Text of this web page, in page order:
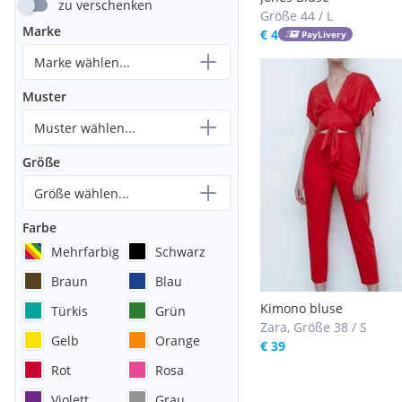
zu verschenken
Marke
Marke wählen...
Muster
Muster wählen...
Größe
Größe wählen...
Farbe
Mehrfarbig
Schwarz
Braun
Blau
Türkis
Grün
Gelb
Orange
Rot
Rosa
Größe 44 / L
€ 4
PayLivery
Kimono bluse
Zara, Größe 38 / S
€ 39